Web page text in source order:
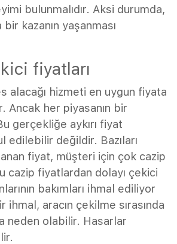
bulunmalıdır. Aksi durumda,
bir kazanın yaşanması
fiyatları
alacağı hizmeti en uygun fiyata
Ancak her piyasanın bir
gerçekliğe aykırı fiyat
edilebilir değildir. Bazıları
fiyat, müşteri için çok cazip
cazip fiyatlardan dolayı çekici
bakımları ihmal ediliyor
aracın çekilme sırasında
neden olabilir. Hasarlar